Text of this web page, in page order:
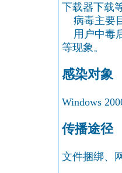
下载器下载
病毒主要
用户中毒
等现象。
感染对象
Windows
传播途径
文件捆绑、